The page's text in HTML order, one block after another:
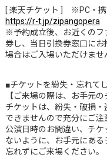
[ 楽天チケット ] ※PC・携
https://r-t.jp/zipangopera
※予約成立後、お近くのフ
券し、当日引換券窓口に
場合はご入場いただけませ
■チケットを紛失・忘れて
【ご来場の際は、お手元
チケットは、紛失・破損
できませんので充分にご注
公演日時のお間違い、チ
ないように、お手元にある
忘れずにご来場ください。